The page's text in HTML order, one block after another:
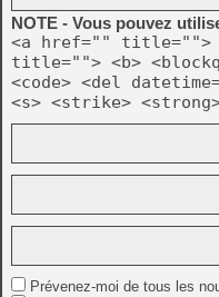
NOTE - Vous pouvez
<a href="" title="">
title=""> <b>
<code> <del
<s> <strike>
Prévenez-moi de tous les